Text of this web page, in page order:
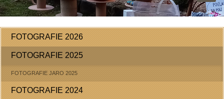
FOTOGRAFIE 2026
FOTOGRAFIE 2025
FOTOGRAFIE JARO 2025
FOTOGRAFIE 2024